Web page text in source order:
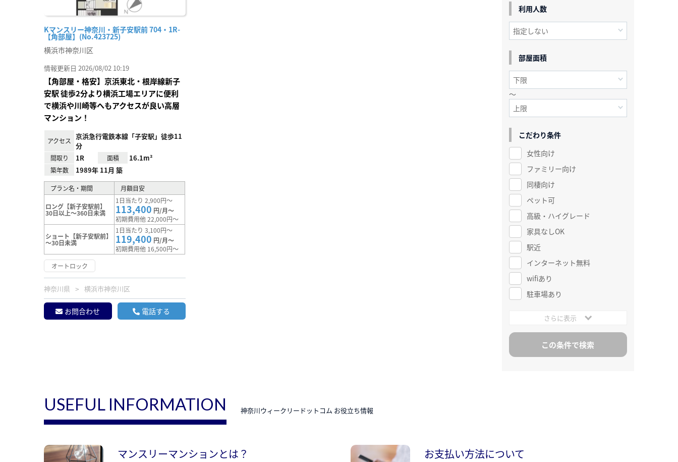
Kマンスリー神奈川・新子安駅前 704・1R-
【角部屋】(No.423725)
横浜市神奈川区
情報更新日 2026/08/02 10:19
【角部屋・格安】京浜東北・根岸線新子
安駅 徒歩2分より横浜工場エリアに便利
で横浜や川崎等へもアクセスが良い高層
マンション！
アクセス
京浜急行電鉄本線「子安駅」徒歩11
分
間取り 1R 面積 16.1m²
築年数 1989年 11月 築
プラン名・期間 月額目安
ロング【新子安駅前】
30日以上～360日未満
1日当たり 2,900円～
113,400 円/月～
初期費用他 22,000円～
ショート【新子安駅前】
～30日未満
1日当たり 3,100円～
119,400 円/月～
初期費用他 16,500円～
オートロック
神奈川県 横浜市神奈川区
お問合わせ 電話する
利用人数
部屋面積
～
こだわり条件
女性向け
ファミリー向け
同棲向け
ペット可
高級・ハイグレード
家具なしOK
駅近
インターネット無料
wifiあり
駐車場あり
さらに表示
USEFUL INFORMATION 神奈川ウィークリードットコム お役立ち情報
マンスリーマンションとは？ お支払い方法について